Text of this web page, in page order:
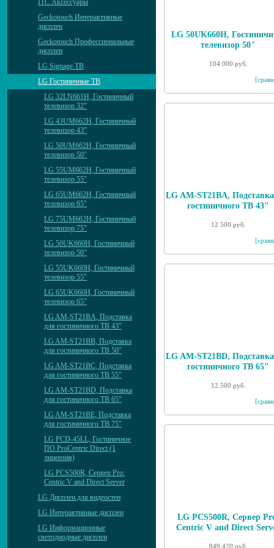
ITC Аксессуары
Geckotouch Интерактивные
дисплеи
Geckotouch Профессиональные
дисплеи
LG Signage ТВ
LG Гостиничные ТВ
LG 32LN661H, Гостиничный
телевизор 32"
LG 43UM662H, Гостиничный
телевизор 43"
LG 50UM662H, Гостиничный
телевизор 50"
LG 55UM662H, Гостиничный
телевизор 55"
LG 65UM662H, Гостиничный
телевизор 65"
LG 75UM662H, Гостиничный
телевизор 75"
LG 50UK660H, Гостиничный
телевизор 50"
LG 55UK660H, Гостиничный
телевизор 55"
LG 65UK660H, Гостиничный
телевизор 65"
LG AM-ST21BA, Подставка
для гостиничного ТВ 43"
LG AM-ST21BB, Подставка
для гостиничного ТВ 50"
LG AM-ST21BC, Подставка
для гостиничного ТВ 55"
LG AM-ST21BD, Подставка
для гостиничного ТВ 65"
LG AM-ST21BE, Подставка
для гостиничного ТВ 75"
LG PCD-45LL, Гостиничное
ПО ProCentric Direct (1
лицензия)
LG PCS500R, Сервер Pro:
Centric V and Direct Server
LG Дисплеи для видеостен
LG Интерактивные дисплеи
LG Информационные
светодиодные дисплеи
LG 50UK660H,
телевизор 50"
104 000 руб.
LG AM-ST21BA,
гостиничного ТВ 43"
12 500 руб.
LG AM-ST21BD,
гостиничного ТВ 65"
12 500 руб.
LG PCS500R, Сервер
Centric V and Direct
849 420 руб.